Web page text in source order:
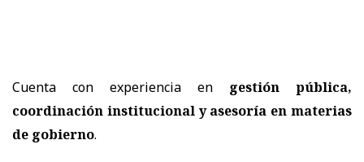
Cuenta con experiencia en gestión pública,
coordinación institucional y asesoría en materias
de gobierno.